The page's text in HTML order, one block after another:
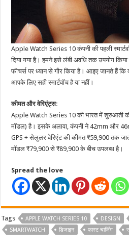
Apple Watch Series 10 कंपनी की पहली
दिया गया है। हमने इसे लंबी अवधि तक उपयोग
फीचर्स पर ध्यान से गौर किया है। आइए जानते हैं
आपके लिए सही स्मार्टवॉच है या नहीं।
कीमत और वेरिएंट्स:
Apple Watch Series 10 की भारत में शुरुआती
मॉडल) है। इसके अलावा, कंपनी ने 42mm और
GPS + सेलुलर वेरिएंट की कीमत ₹59,900 तक
मॉडल ₹79,900 से ₹89,900 के बीच उपलब्ध है।
Spread the love
Tags APPLE WATCH SERIES 10 DESIGN
SMARTWATCH
डिजाइन फास्ट चार्जिंग